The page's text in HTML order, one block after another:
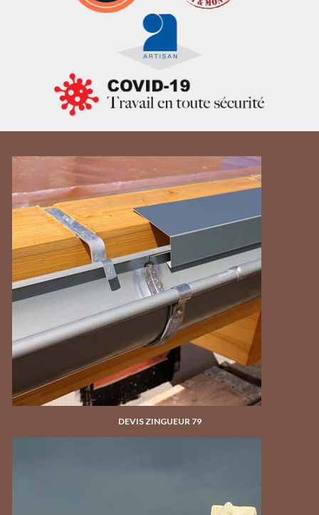
DEVIS ZINGUEUR 79